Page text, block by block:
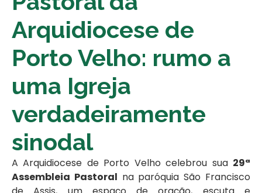
Arquidiocese de
Porto Velho: rumo a
uma Igreja
verdadeiramente
sinodal
A Arquidiocese de Porto Velho celebrou sua 29ª
Assembleia Pastoral na paróquia São Francisco